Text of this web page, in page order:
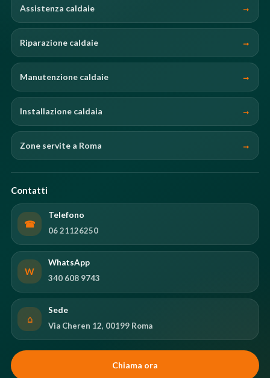
Assistenza caldaie
Riparazione caldaie
Manutenzione caldaie
Installazione caldaia
Zone servite a Roma
Contatti
☎
Telefono
06 21126250
W
WhatsApp
340 608 9743
⌂
Sede
Via Cheren 12, 00199 Roma
Chiama ora